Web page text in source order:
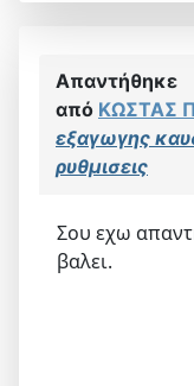
Απαντήθηκε
από ΚΩΣΤΑΣ
εξαγωγης
ρυθμισεις
Σου εχω
βαλει.